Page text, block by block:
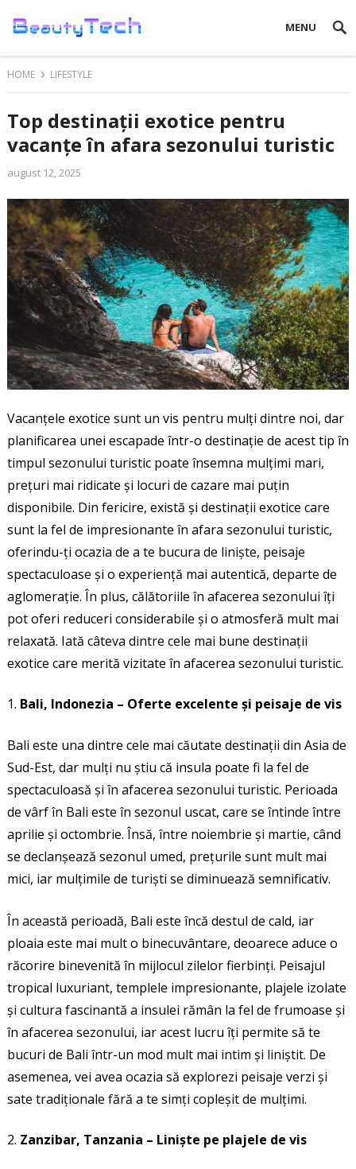
MENU
HOME LIFESTYLE
Top destinații exotice pentru
vacanțe în afara sezonului turistic
august 12, 2025
Vacanțele exotice sunt un vis pentru mulți dintre noi, dar
planificarea unei escapade într-o destinație de acest tip în
timpul sezonului turistic poate însemna mulțimi mari,
prețuri mai ridicate și locuri de cazare mai puțin
disponibile. Din fericire, există și destinații exotice care
sunt la fel de impresionante în afara sezonului turistic,
oferindu-ți ocazia de a te bucura de liniște, peisaje
spectaculoase și o experiență mai autentică, departe de
aglomerație. În plus, călătoriile în afacerea sezonului îți
pot oferi reduceri considerabile și o atmosferă mult mai
relaxată. Iată câteva dintre cele mai bune destinații
exotice care merită vizitate în afacerea sezonului turistic.
Bali, Indonezia – Oferte excelente și peisaje de vis
Bali este una dintre cele mai căutate destinații din Asia de
Sud-Est, dar mulți nu știu că insula poate fi la fel de
spectaculoasă și în afacerea sezonului turistic. Perioada
de vârf în Bali este în sezonul uscat, care se întinde între
aprilie și octombrie. Însă, între noiembrie și martie, când
se declanșează sezonul umed, prețurile sunt mult mai
mici, iar mulțimile de turiști se diminuează semnificativ.
În această perioadă, Bali este încă destul de cald, iar
ploaia este mai mult o binecuvântare, deoarece aduce o
răcorire binevenită în mijlocul zilelor fierbinți. Peisajul
tropical luxuriant, templele impresionante, plajele izolate
și cultura fascinantă a insulei rămân la fel de frumoase și
în afacerea sezonului, iar acest lucru îți permite să te
bucuri de Bali într-un mod mult mai intim și liniștit. De
asemenea, vei avea ocazia să explorezi peisaje verzi și
sate tradiționale fără a te simți copleșit de mulțimi.
Zanzibar, Tanzania – Liniște pe plajele de vis